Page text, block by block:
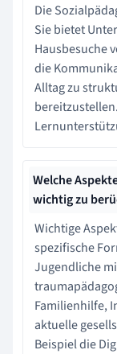
Die
Sie bietet
Hausbesuche
die
Alltag zu
Welche
wichtig zu
Wichtige
spezifische
Jugendliche
Familienhilfe,
aktuelle
Beispiel die